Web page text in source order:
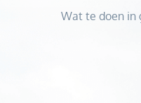
Wat te doen in